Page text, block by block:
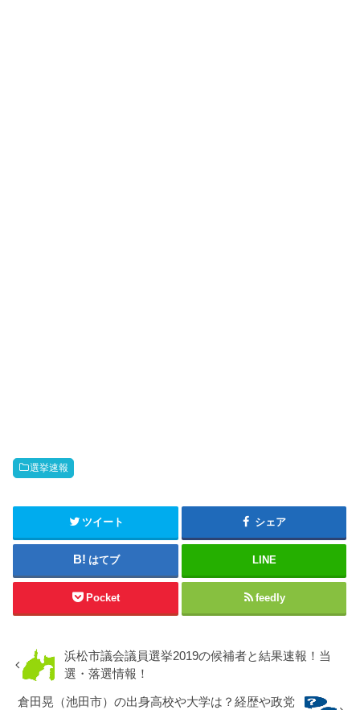
選挙速報
ツイート シェア
はてブ LINE
Pocket feedly
浜松市議会議員選挙2019の候補者と結果速報！当
選・落選情報！
倉田晃（池田市）の出身高校や大学は？経歴や政党